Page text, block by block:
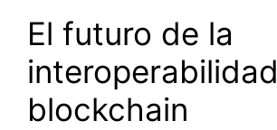
El futuro de la
interoperabilidad
blockchain